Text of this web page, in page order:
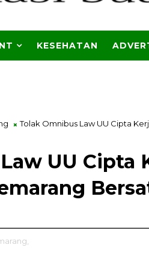
KESEHATAN
Tolak Omnibus Law UU Cipta
UU Cipta